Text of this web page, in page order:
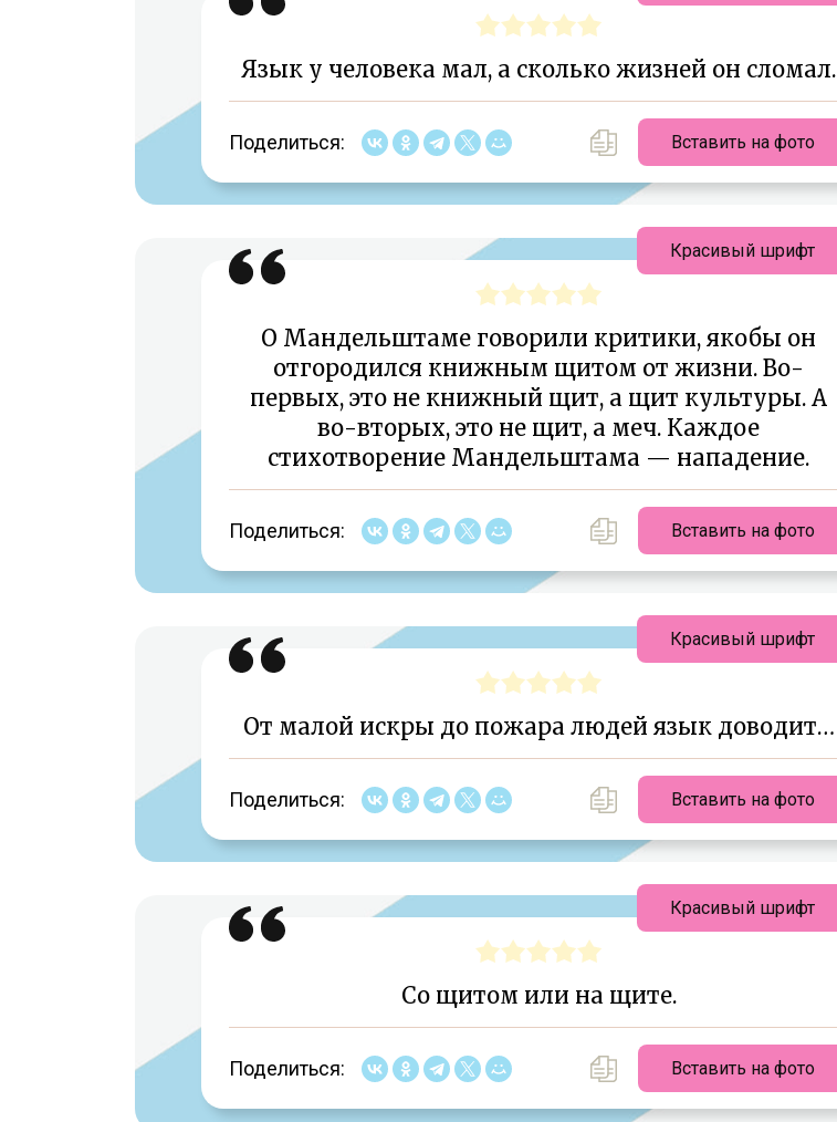
Язык у человека мал, а сколько жизней он сломал.
Поделиться: Вставить на фото
О Мандельштаме говорили критики, якобы он
отгородился книжным щитом от жизни. Во-
первых, это не книжный щит, а щит культуры. А
во-вторых, это не щит, а меч. Каждое
стихотворение Мандельштама — нападение.
Поделиться: Вставить на фото
Красивый шрифт
От малой искры до пожара людей язык доводит…
Поделиться: Вставить на фото
Красивый шрифт
Со щитом или на щите.
Поделиться: Вставить на фото
Красивый шрифт